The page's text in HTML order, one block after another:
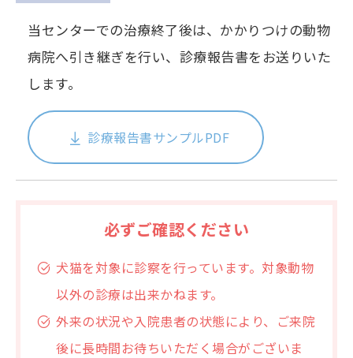
当センターでの治療終了後は、かかりつけの動物
病院へ引き継ぎを行い、診療報告書をお送りいた
します。
診療報告書サンプルPDF
必ずご確認ください
犬猫を対象に診察を行っています。対象動物
以外の診療は出来かねます。
外来の状況や入院患者の状態により、ご来院
後に長時間お待ちいただく場合がございま